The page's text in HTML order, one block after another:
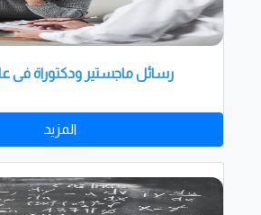
رسائل ماجستير ودكتوراة فى
المزيد